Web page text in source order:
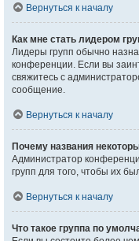
Вернуться к началу
Как мне стать лидером
Лидеры групп обычно
конференции. Если вы
свяжитесь с
сообщение.
Вернуться к началу
Почему названия
Администратор
групп для того, чтобы их
Вернуться к началу
Что такое группа по